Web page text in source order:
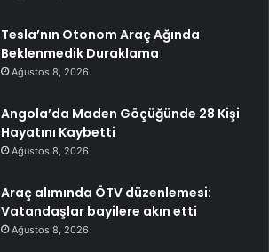
Tesla’nın Otonom Araç Ağında
Beklenmedik Duraklama
Ağustos 8, 2026
Angola’da Maden Göçüğünde 28 Kişi
Hayatını Kaybetti
Ağustos 8, 2026
Araç alımında ÖTV düzenlemesi:
Vatandaşlar bayilere akın etti
Ağustos 8, 2026